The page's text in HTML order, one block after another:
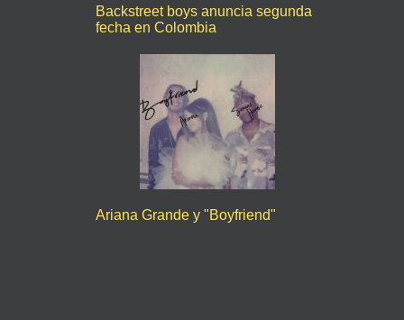
Backstreet boys anuncia segunda
fecha en Colombia
Ariana Grande y "Boyfriend"